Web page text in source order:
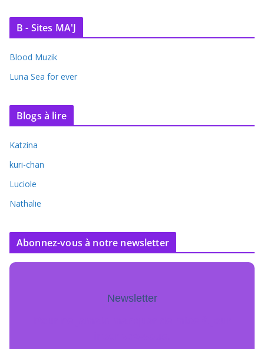
B - Sites MA'J
Blood Muzik
Luna Sea for ever
Blogs à lire
Katzina
kuri-chan
Luciole
Nathalie
Abonnez-vous à notre newsletter
Newsletter